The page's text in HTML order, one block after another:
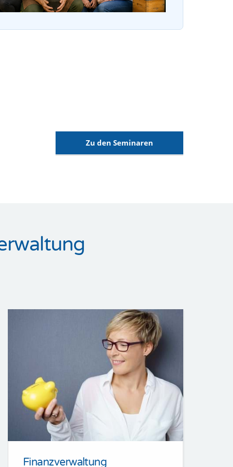
Zu den Seminaren
Finanzverwaltung